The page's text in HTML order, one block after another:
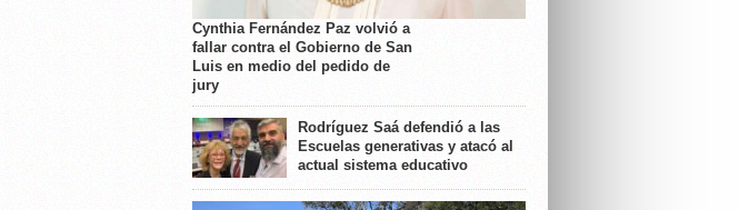
Cynthia Fernández Paz volvió a
fallar contra el Gobierno de San
Luis en medio del pedido de
jury
Rodríguez Saá defendió a las
Escuelas generativas y atacó al
actual sistema educativo